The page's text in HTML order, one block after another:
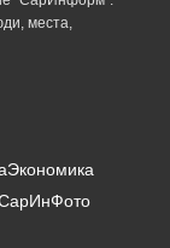
места,
Экономика